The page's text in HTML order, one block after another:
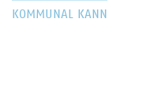
KOMMUNAL KANN